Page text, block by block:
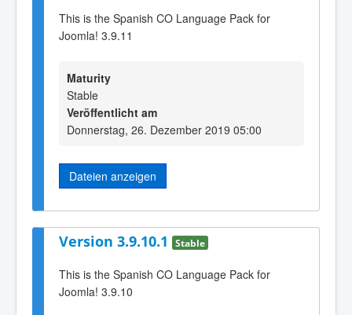
This is the Spanish CO Language Pack for
Joomla! 3.9.11
Maturity
Stable
Veröffentlicht am
Donnerstag, 26. Dezember 2019 05:00
Dateien anzeigen
Version 3.9.10.1 Stable
This is the Spanish CO Language Pack for
Joomla! 3.9.10